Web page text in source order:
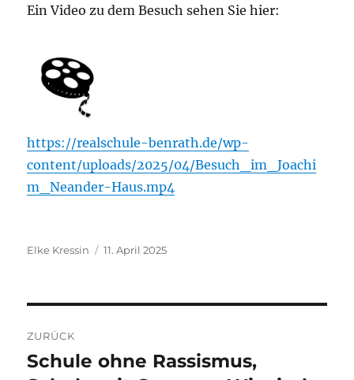
Ein Video zu dem Besuch sehen Sie hier:
https://realschule-benrath.de/wp-
content/uploads/2025/04/Besuch_im_Joachi
m_Neander-Haus.mp4
Autor
Elke Kressin
Veröffentlicht
11. April 2025
ZURÜCK
Vorheriger
Schule ohne Rassismus,